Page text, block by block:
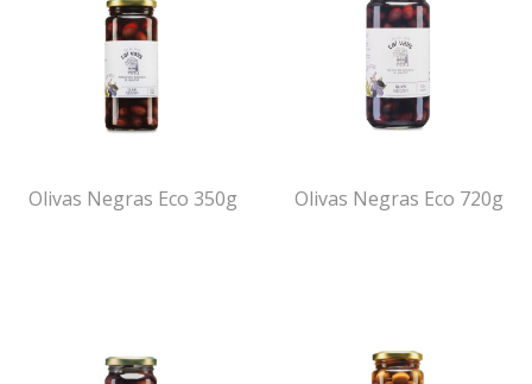
Olivas Negras Eco 350g Olivas Negras Eco 720g